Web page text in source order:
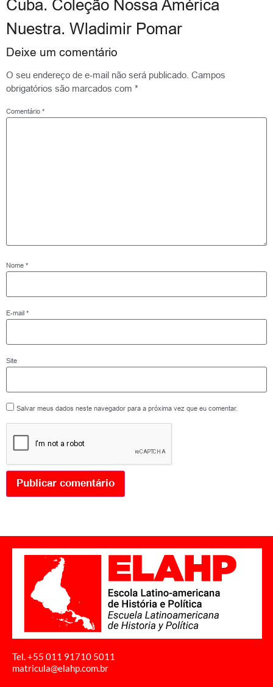
Cuba. Coleção Nossa América
Nuestra. Wladimir Pomar
Deixe um comentário
O seu endereço de e-mail não será publicado. Campos
obrigatórios são marcados com *
Comentário *
Nome *
E-mail *
Site
Salvar meus dados neste navegador para a próxima vez que eu comentar.
Tel. +55 011 91710 5011
matricula@elahp.com.br